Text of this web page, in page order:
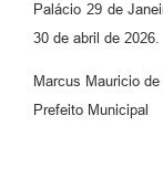
Palácio 29 de
30 de abril de 2026.
Marcus Mauricio
Prefeito Municipal